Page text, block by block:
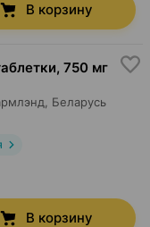
В корзину
, 750 мг
, Беларусь
В корзину